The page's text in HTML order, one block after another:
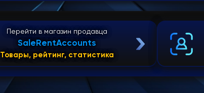
Перейти в магазин продавца
SaleRentAccounts
Товары, рейтинг, статистика